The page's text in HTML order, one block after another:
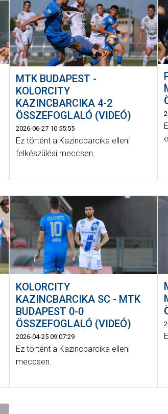
MTK BUDAPEST -
KOLORCITY
KAZINCBARCIKA 4-2
ÖSSZEFOGLALÓ (VIDEÓ)
2026-06-27 10:55:55
Ez történt a Kazincbarcika elleni
felkészülési meccsen.
KOLORCITY
KAZINCBARCIKA SC - MTK
BUDAPEST 0-0
ÖSSZEFOGLALÓ (VIDEÓ)
2026-04-25 09:07:29
Ez történt a Kazincbarcika elleni
meccsen.